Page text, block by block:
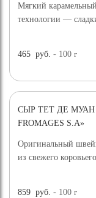
Мягкий
технологии —
465 руб. - 100г
СЫР ТЕТ ДЕ МУАН
FROMAGES S.A»
Оригинальный
из свежего
859 руб. - 100г